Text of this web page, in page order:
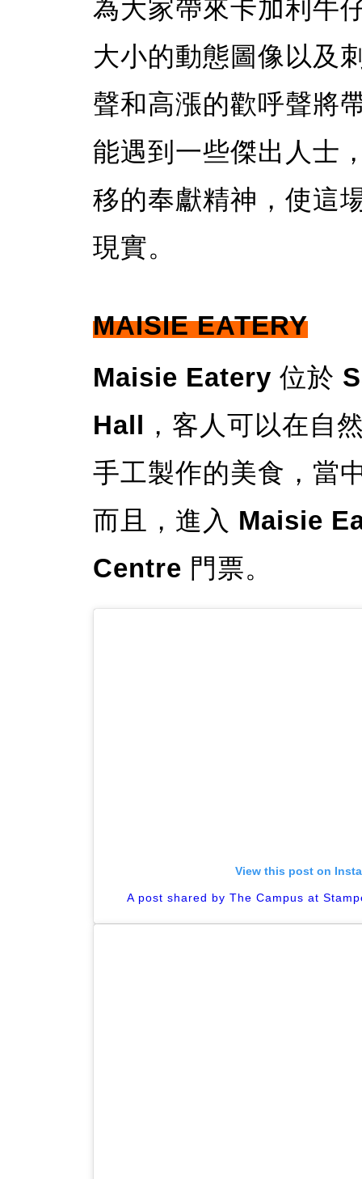
為大家帶來卡加利牛
大小的動態圖像以及
聲和高漲的歡呼聲將
能遇到一些傑出人士
移的奉獻精神，使這
現實。
MAISIE EATERY
Maisie Eatery 位於
Hall ，客人可以在自
手工製作的美食，當
而且，進入 Maisie
Centre 門票。
View this post on
A post shared by The Campus at